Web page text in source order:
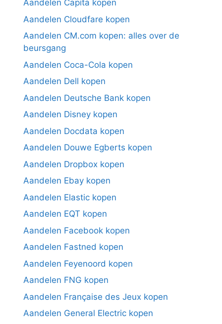
Aandelen Capita kopen
Aandelen Cloudfare kopen
Aandelen CM.com kopen: alles over de
beursgang
Aandelen Coca-Cola kopen
Aandelen Dell kopen
Aandelen Deutsche Bank kopen
Aandelen Disney kopen
Aandelen Docdata kopen
Aandelen Douwe Egberts kopen
Aandelen Dropbox kopen
Aandelen Ebay kopen
Aandelen Elastic kopen
Aandelen EQT kopen
Aandelen Facebook kopen
Aandelen Fastned kopen
Aandelen Feyenoord kopen
Aandelen FNG kopen
Aandelen Française des Jeux kopen
Aandelen General Electric kopen